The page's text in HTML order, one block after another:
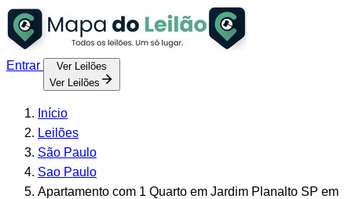
Entrar
Ver Leilões
Ver Leilões
Início
Leilões
São Paulo
Sao Paulo
Apartamento com 1 Quarto em Jardim Planalto SP em